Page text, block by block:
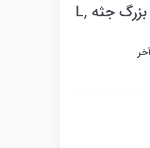
جلیقه خلبانی تو کرکی یقه ایستاده سگ بزرگ جثه ,L